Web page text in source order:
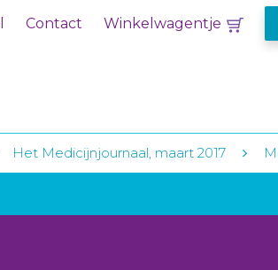
Contact Winkelwagentje
Het Medicijnjournaal, maart 2017